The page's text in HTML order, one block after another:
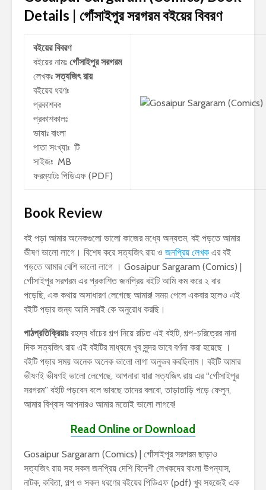
Details | গোঁসাইপুর সরগরমবইয়ের বিবরণ
বইয়ের বিবরণ
বইয়ের নামঃ গোঁসাইপুর সরগরম
লেখকঃ সত্যজিৎ রায়
বইয়ের ধরণঃ
প্রকাশকঃ
প্রকাশকালঃ
ভাষাঃ বাংলা
পাতা সংখ্যাঃ টি
সাইজঃ MB
ফরম্যাটঃ পিডিএফ (PDF)
Book Review
বই পড়া আমার অনেকগুলো ভালো কাজের মধ্যে অন্যতম, বই পড়তে আমার
ভীষণ ভালো লাগে। বিশেষ করে সত্যজিৎ রায় ও জনপ্রিয় লেখক এর বই
পড়তে আমার বেশি ভালো লাগে । Gosaipur Sargaram (Comics) |
গোঁসাইপুর সরগরম এর প্রকাশিত জনপ্রিয় বইটি আমি কম করে ২ বার
পড়েছি, এক কথায় অসাধারণ লেগেছে আমার! সময় পেলে একবার হলেও এই
বইটি পড়ার জন্য আমি সবাই কে অনুরোধ করছি।
পাঠপ্রতিক্রিয়াঃরহস্য ধাঁচের গল্প নিয়ে রচিত এই বইটি, গল্প-চরিত্রের নানা
দিক সত্যজিৎ রায় এই বইটির মাধ্যমে খুব সুন্দর ভাবে বর্ণনা করা হয়েছে ।
বইটি পড়ার সময় অনেক অনেক ভালো লাগা অনুভব করছিলাম। বইটি আমার
ভীষণই ভীষণই ভালো লেগেছে, আপনারা যারা সত্যজিৎ রায় এর “গোঁসাইপুর
সরগরম” বইটি পড়বেন বলে ভাবছে তাদের বলবো, তাড়াতাড়ি পড়ে ফেলুন,
আমার বিশ্বাস আপনারও আমার মতোই ভালো লাগবে!
Read Online or Download
Gosaipur Sargaram (Comics) | গোঁসাইপুর সরগরম ছাড়াও
সত্যজিৎ রায় সহ সকল জনপ্রিয় দেশি বিদেশী লেখকদের বাংলা উপন্যাস,
নাটক, কবিতা, গল্প ও সকল ধরণের বইয়ের পিডিএফ (pdf) খুব সহজেই এক